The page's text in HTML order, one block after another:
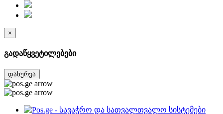
×
გადაწყვეტილებები
დახურვა